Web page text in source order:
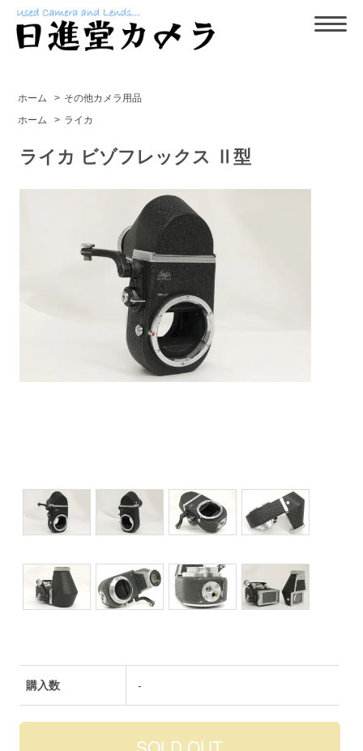
ホーム > その他カメラ用品
ホーム
> ライカ
ライカ ビゾフレックス Ⅱ型
購入数 -